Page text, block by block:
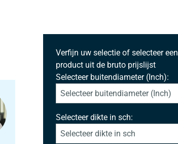
Verfijn uw selectie of selecteer een
product uit de bruto prijslijst
Selecteer buitendiameter (Inch):
Selecteer dikte in sch: